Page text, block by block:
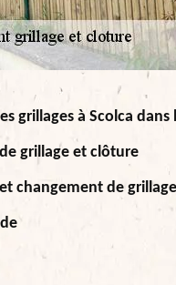
grillages à Scolca dans
grillage et clôture
changement de